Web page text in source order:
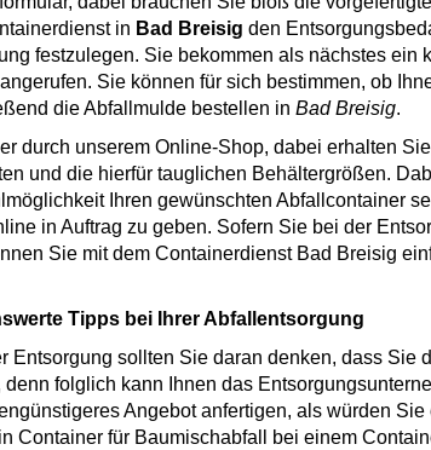
in Bad Breisig den
festzulegen. Sie bekommen als nächstes ein
Sie können für sich bestimmen, ob
die Abfallmulde bestellen in Bad Breisig.
durch unserem Online-Shop, dabei erhalten
und die hierfür tauglichen Behältergrößen.
Ihren gewünschten Abfallcontainer
in Auftrag zu geben. Sofern Sie bei der
Sie mit dem Containerdienst Bad Breisig
Tipps bei Ihrer Abfallentsorgung
Entsorgung sollten Sie daran denken, dass Sie
denn folglich kann Ihnen das
Angebot anfertigen, als würden
Container für Baumischabfall bei einem